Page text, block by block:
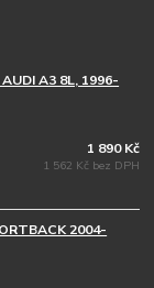
A3 8L, 1996-
1 890 Kč
1 562 Kč bez DPH
2004-